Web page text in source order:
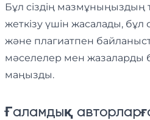
Бұл сіздің мазмұныңыздың
жеткізу үшін жасалады, бұл
және плагиатпен
мәселелер мен жазаларды
маңызды.
Ғаламдық